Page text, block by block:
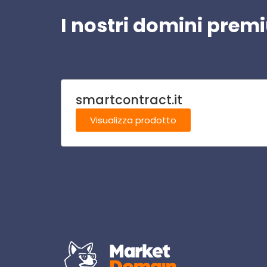
I nostri domini
smartcontract.it
Visualizza prodotto